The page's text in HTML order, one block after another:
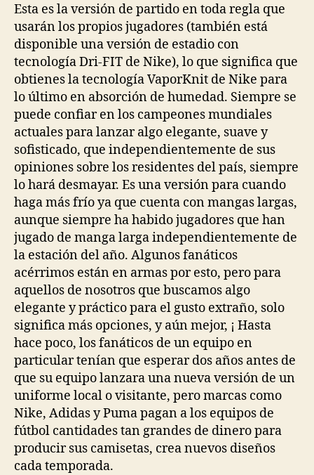
Esta es la versión de partido en toda regla que
usarán los propios jugadores (también está
disponible una versión de estadio con
tecnología Dri-FIT de Nike), lo que significa que
obtienes la tecnología VaporKnit de Nike para
lo último en absorción de humedad. Siempre se
puede confiar en los campeones mundiales
actuales para lanzar algo elegante, suave y
sofisticado, que independientemente de sus
opiniones sobre los residentes del país, siempre
lo hará desmayar. Es una versión para cuando
haga más frío ya que cuenta con mangas largas,
aunque siempre ha habido jugadores que han
jugado de manga larga independientemente de
la estación del año. Algunos fanáticos
acérrimos están en armas por esto, pero para
aquellos de nosotros que buscamos algo
elegante y práctico para el gusto extraño, solo
significa más opciones, y aún mejor, ¡ Hasta
hace poco, los fanáticos de un equipo en
particular tenían que esperar dos años antes de
que su equipo lanzara una nueva versión de un
uniforme local o visitante, pero marcas como
Nike, Adidas y Puma pagan a los equipos de
fútbol cantidades tan grandes de dinero para
producir sus camisetas, crea nuevos diseños
cada temporada.